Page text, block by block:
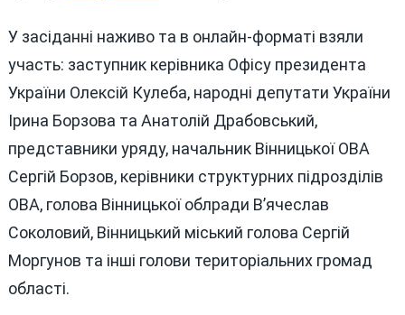
У засіданні наживо та в онлайн-форматі взяли
участь: заступник керівника Офісу президента
України Олексій Кулеба, народні депутати України
Ірина Борзова та Анатолій Драбовський,
представники уряду, начальник Вінницької ОВА
Сергій Борзов, керівники структурних підрозділів
ОВА, голова Вінницької облради В’ячеслав
Соколовий, Вінницький міський голова Сергій
Моргунов та інші голови територіальних громад
області.